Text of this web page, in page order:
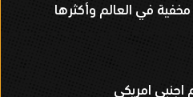
مخفية في العالم وأكثرها